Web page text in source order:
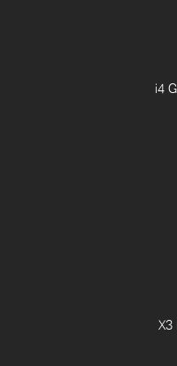
i4
X3